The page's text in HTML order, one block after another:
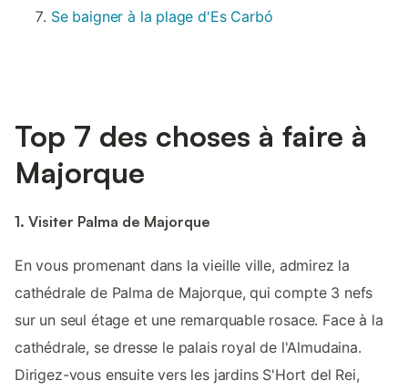
Se baigner à la plage d'Es Carbó
Top 7 des choses à faire à
Majorque
1. Visiter Palma de Majorque
En vous promenant dans la vieille ville, admirez la
cathédrale de Palma de Majorque, qui compte 3 nefs
sur un seul étage et une remarquable rosace. Face à la
cathédrale, se dresse le palais royal de l'Almudaina.
Dirigez-vous ensuite vers les jardins S'Hort del Rei,